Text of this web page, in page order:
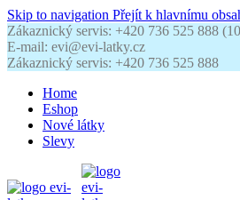
Skip to navigation Přejít k hlavnímu
Zákaznický servis: +420 736 525 888
E-mail: evi@evi-latky.cz
Zákaznický servis: +420 736 525 888
Home
Eshop
Nové látky
Slevy